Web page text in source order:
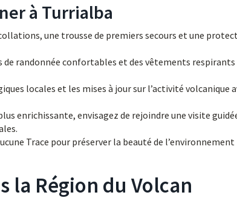
à Turrialba
une trousse de premiers secours et une
de randonnée confortables et des vêtements respirants
locales et les mises à jour sur l’activité volcanique
enrichissante, envisagez de rejoindre une visite
Trace pour préserver la beauté de l’environnement
la Région du Volcan